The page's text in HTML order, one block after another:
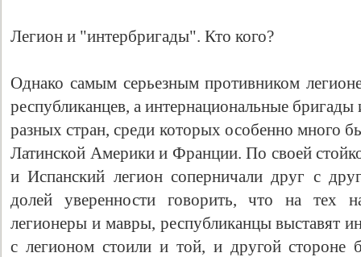
Легион и "интербригады". Кто кого?
Однако самым серьезным противником
республиканцев, а интернациональные
разных стран, среди которых особенно много
Латинской Америки и Франции. По своей
и Испанский легион соперничали друг с
долей уверенности говорить, что на тех
легионеры и мавры, республиканцы выставят
с легионом стоили и той, и другой стороне